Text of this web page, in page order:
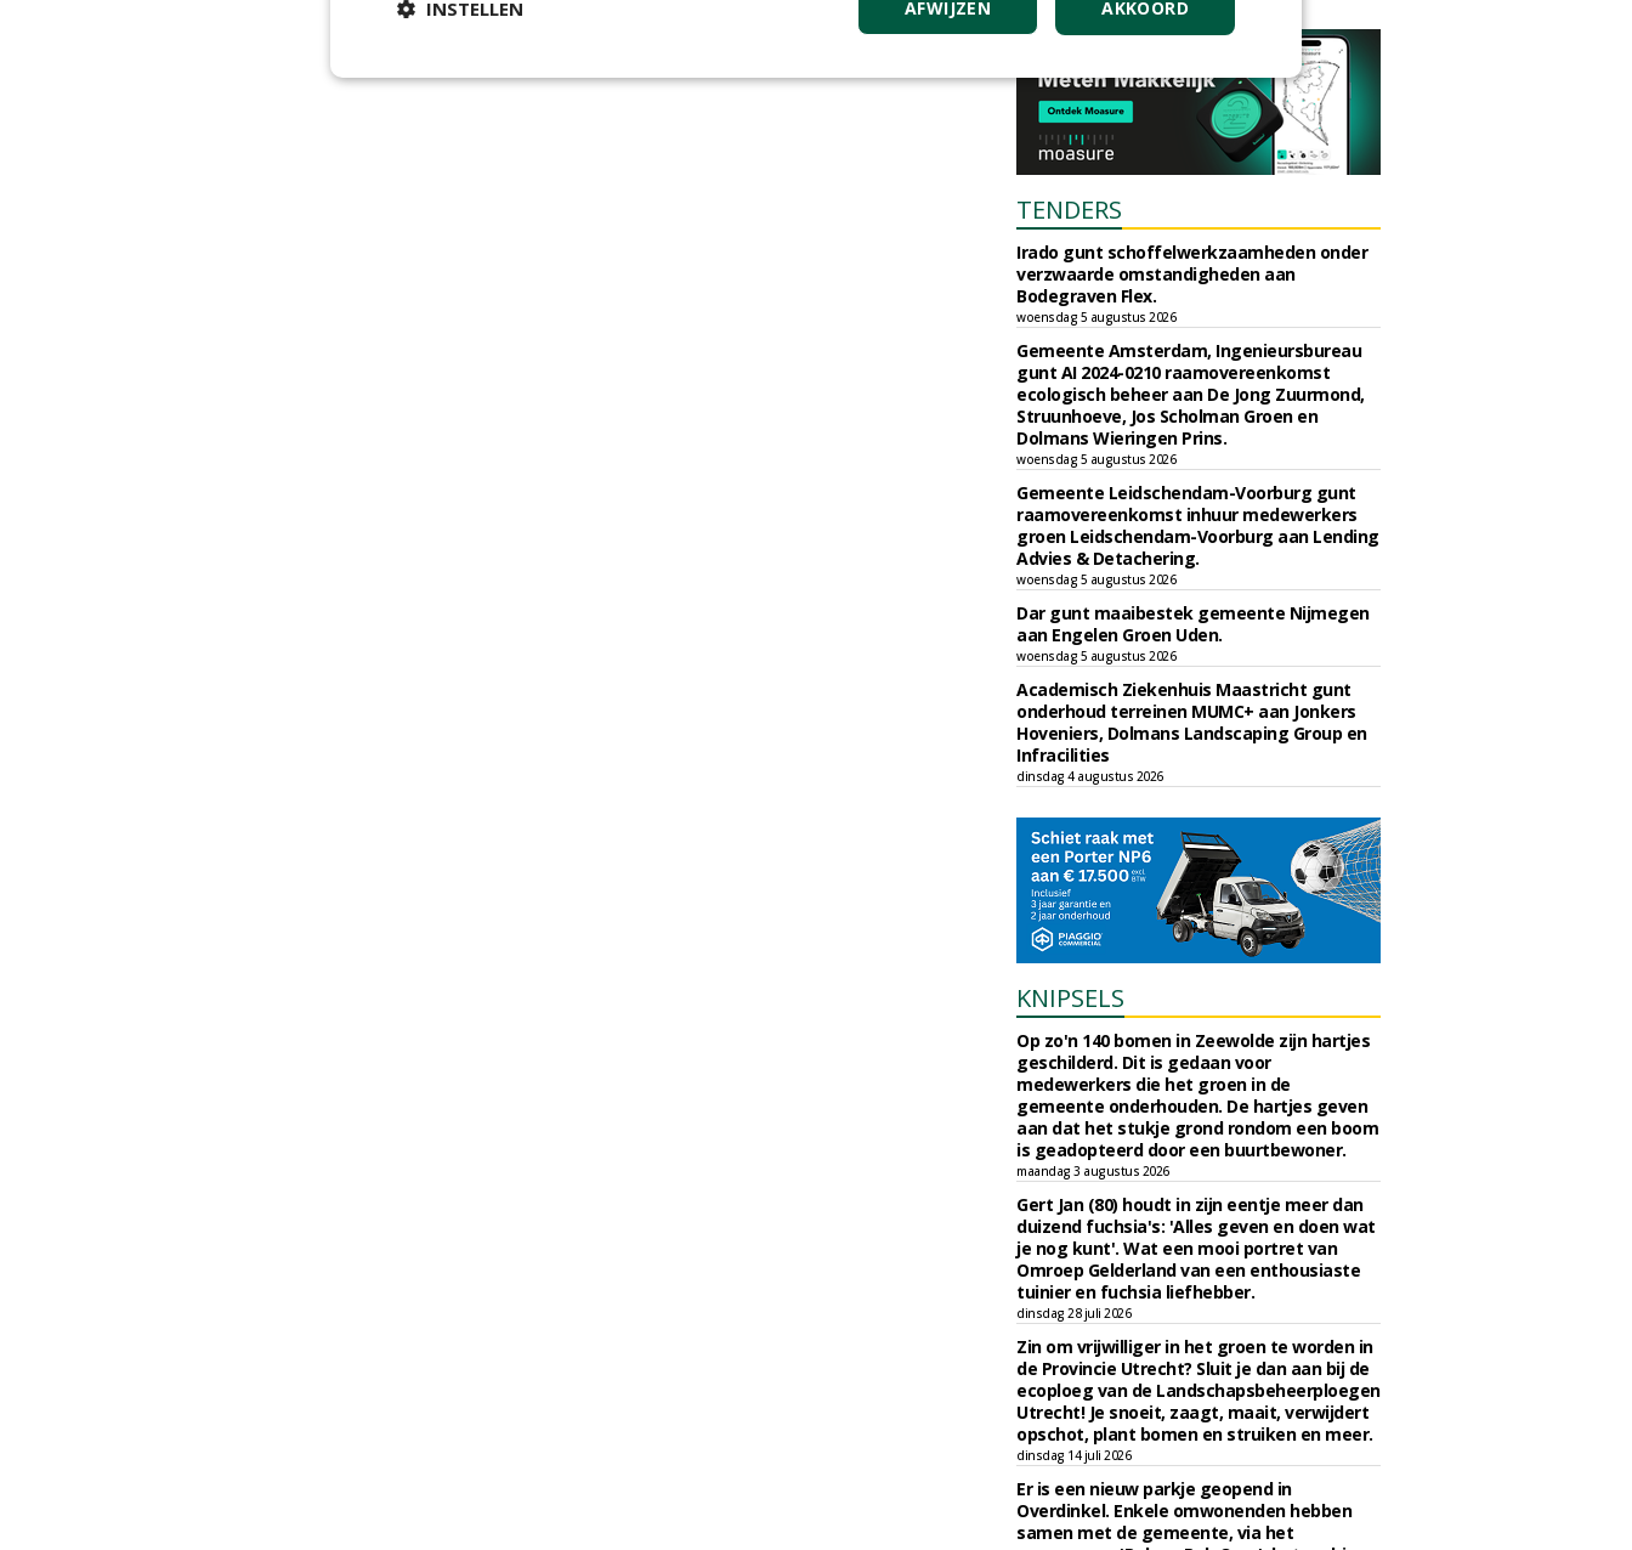
TENDERS
Irado gunt schoffelwerkzaamheden onder
verzwaarde omstandigheden aan
Bodegraven Flex.
woensdag 5 augustus 2026
Gemeente Amsterdam, Ingenieursbureau
gunt AI 2024-0210 raamovereenkomst
ecologisch beheer aan De Jong Zuurmond,
Struunhoeve, Jos Scholman Groen en
Dolmans Wieringen Prins.
woensdag 5 augustus 2026
Gemeente Leidschendam-Voorburg gunt
raamovereenkomst inhuur medewerkers
groen Leidschendam-Voorburg aan Lending
Advies & Detachering.
woensdag 5 augustus 2026
Dar gunt maaibestek gemeente Nijmegen
aan Engelen Groen Uden.
woensdag 5 augustus 2026
Academisch Ziekenhuis Maastricht gunt
onderhoud terreinen MUMC+ aan Jonkers
Hoveniers, Dolmans Landscaping Group en
Infracilities
dinsdag 4 augustus 2026
KNIPSELS
Op zo'n 140 bomen in Zeewolde zijn hartjes
geschilderd. Dit is gedaan voor
medewerkers die het groen in de
gemeente onderhouden. De hartjes geven
aan dat het stukje grond rondom een boom
is geadopteerd door een buurtbewoner.
maandag 3 augustus 2026
Gert Jan (80) houdt in zijn eentje meer dan
duizend fuchsia's: 'Alles geven en doen wat
je nog kunt'. Wat een mooi portret van
Omroep Gelderland van een enthousiaste
tuinier en fuchsia liefhebber.
dinsdag 28 juli 2026
Zin om vrijwilliger in het groen te worden in
de Provincie Utrecht? Sluit je dan aan bij de
ecoploeg van de Landschapsbeheerploegen
Utrecht! Je snoeit, zaagt, maait, verwijdert
opschot, plant bomen en struiken en meer.
dinsdag 14 juli 2026
Er is een nieuw parkje geopend in
Overdinkel. Enkele omwonenden hebben
samen met de gemeente, via het
AKKOORD
AFWIJZEN
INSTELLEN